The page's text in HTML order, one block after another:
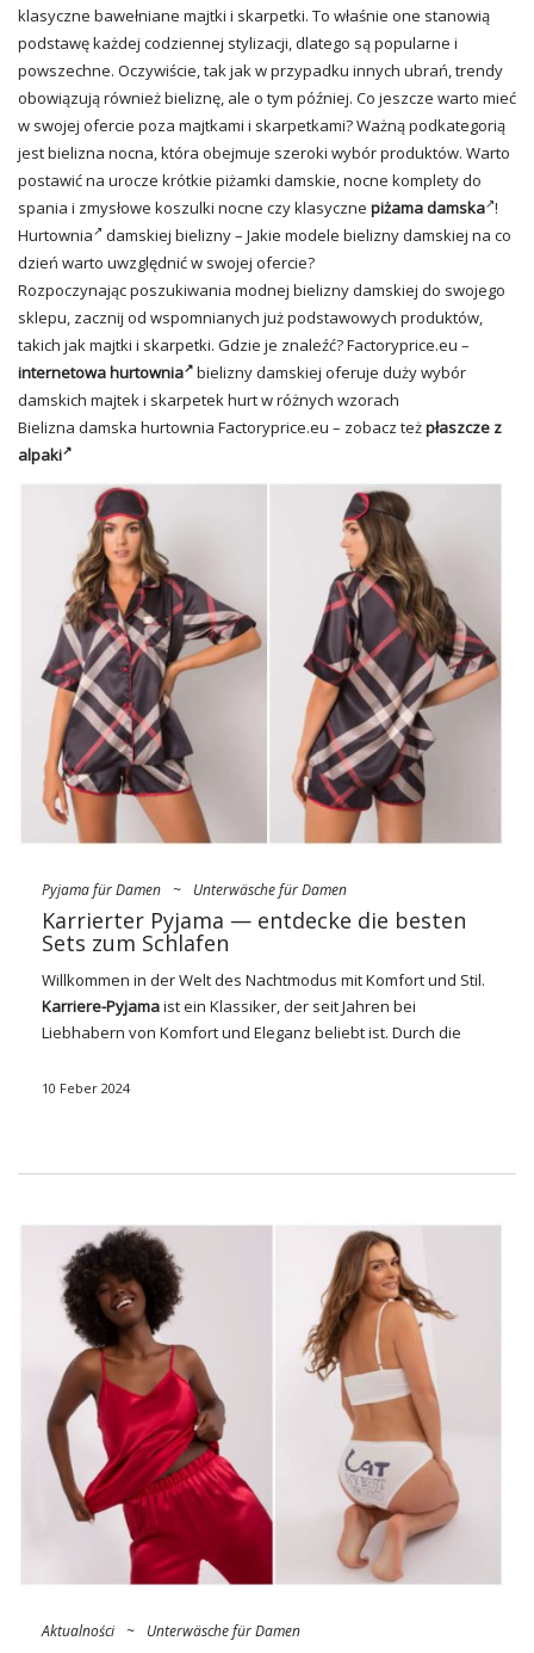
klasyczne bawełniane majtki i skarpetki. To właśnie one stanowią
podstawę każdej codziennej stylizacji, dlatego są popularne i
powszechne. Oczywiście, tak jak w przypadku innych ubrań, trendy
obowiązują również bieliznę, ale o tym później. Co jeszcze warto mieć
w swojej ofercie poza majtkami i skarpetkami? Ważną podkategorią
jest bielizna nocna, która obejmuje szeroki wybór produktów. Warto
postawić na urocze krótkie piżamki damskie, nocne komplety do
spania i zmysłowe koszulki nocne czy klasyczne piżama damska !
Hurtownia
damskiej bielizny – Jakie modele bielizny damskiej na co
dzień warto uwzględnić w swojej ofercie?
Rozpoczynając poszukiwania modnej bielizny damskiej do swojego
sklepu, zacznij od wspomnianych już podstawowych produktów,
takich jak majtki i skarpetki. Gdzie je znaleźć? Factoryprice.eu –
internetowa hurtownia
bielizny damskiej oferuje duży wybór
damskich majtek i skarpetek hurt w różnych wzorach
Bielizna damska hurtownia Factoryprice.eu – zobacz teżpłaszcze z
alpaki
Pyjama für Damen ~ Unterwäsche für Damen
Karrierter Pyjama — entdecke die besten
Sets zum Schlafen
Willkommen in der Welt des Nachtmodus mit Komfort und Stil.
Karriere-Pyjamaist ein Klassiker, der seit Jahren bei
Liebhabern von Komfort und Eleganz beliebt ist. Durch die
Materialien sind karierte Pyjamas ein fester Bestandteil der
Karriere-Pyjamas — ein zeitloser
Hit unter den Nachtwäschen!
Karriere-Pyjamaist aufgrund seiner Vielfältigkeit und seines
stilistischen Aussehens fast zu einer Ikone in der Welt der
Damennachtwäsche geworden. Dies ist nicht nur ein
Kleidungsstück, das der Entspannung und dem Schlaf
gewidmet ist, sondern auch ein …
10 Feber 2024
Aktualności ~ Unterwäsche für Damen